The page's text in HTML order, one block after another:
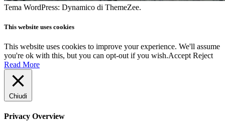
Tema WordPress: Dynamico di ThemeZee.
This website uses cookies
This website uses cookies to improve your experience. We'll assume
you're ok with this, but you can opt-out if you wish.Accept Reject
Read More
Chiudi
Privacy Overview